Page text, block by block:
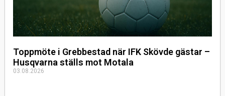
Toppmöte i Grebbestad när IFK Skövde gästar –
Husqvarna ställs mot Motala
03.08.2026